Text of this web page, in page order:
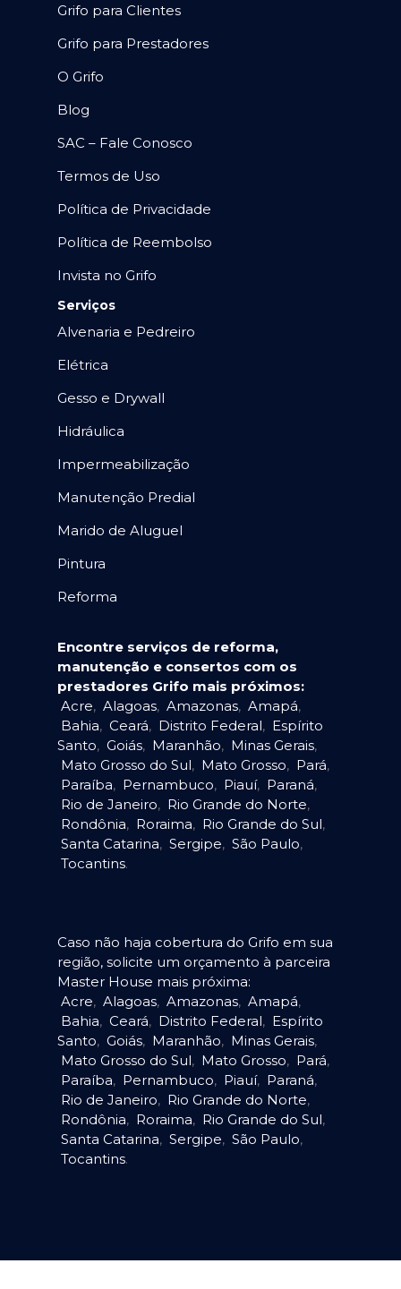
Grifo para Clientes
Grifo para Prestadores
O Grifo
Blog
SAC – Fale Conosco
Termos de Uso
Política de Privacidade
Política de Reembolso
Invista no Grifo
Serviços
Alvenaria e Pedreiro
Elétrica
Gesso e Drywall
Hidráulica
Impermeabilização
Manutenção Predial
Marido de Aluguel
Pintura
Reforma
Encontre serviços de reforma,
manutenção e consertos com os
prestadores Grifo mais próximos:
Acre, Alagoas, Amazonas, Amapá,
Bahia, Ceará, Distrito Federal, Espírito
Santo, Goiás, Maranhão, Minas Gerais,
Mato Grosso do Sul, Mato Grosso, Pará,
Paraíba, Pernambuco, Piauí, Paraná,
Rio de Janeiro, Rio Grande do Norte,
Rondônia, Roraima, Rio Grande do Sul,
Santa Catarina, Sergipe, São Paulo,
Tocantins.
Caso não haja cobertura do Grifo em sua
região, solicite um orçamento à parceira
Master House mais próxima:
Acre, Alagoas, Amazonas, Amapá,
Bahia, Ceará, Distrito Federal, Espírito
Santo, Goiás, Maranhão, Minas Gerais,
Mato Grosso do Sul, Mato Grosso, Pará,
Paraíba, Pernambuco, Piauí, Paraná,
Rio de Janeiro, Rio Grande do Norte,
Rondônia, Roraima, Rio Grande do Sul,
Santa Catarina, Sergipe, São Paulo,
Tocantins.